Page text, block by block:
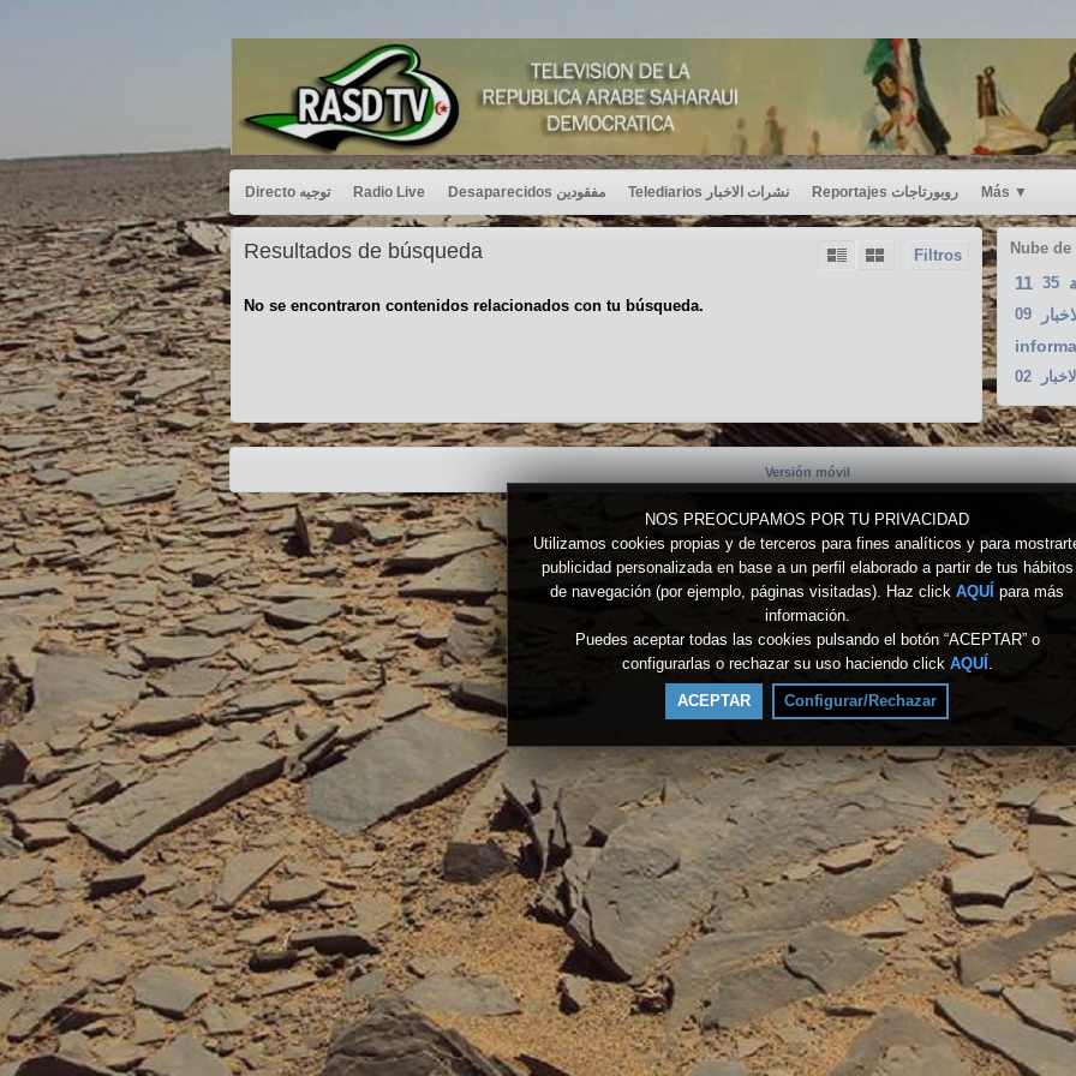
NOS PREOCUPAMOS POR TU PRIVACIDAD
Utilizamos cookies propias y de terceros para fines analíticos y para
publicidad personalizada en base a un perfil elaborado a partir de tus hábitos
de navegación (por ejemplo, páginas visitadas). Haz click AQUÍ para más
información.
Puedes aceptar todas las cookies pulsando el botón “ACEPTAR” o
configurarlas o rechazar su uso haciendo click AQUÍ .
ACEPTAR Configurar/Rechazar
Directo توجيه Radio Live Desaparecidos مفقودين Telediarios نشرات الاخبار Reportajes روبورتاجات Más ▼
Nube de
11 35
09
02
Filtros
Resultados de búsqueda
No se encontraron contenidos relacionados con tu búsqueda.
Versión móvil